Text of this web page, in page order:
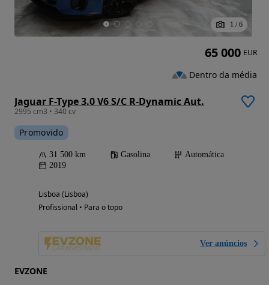
1 / 6
Jaguar F-Type 3.0 V6 S/C R-Dynamic Aut.
2995 cm3 • 340 cv
Promovido
31 500 km Gasolina
Automática
2019
Lisboa (Lisboa)
Profissional • Para o topo
Ver anúncios
EVZONE
65 000 EUR
Dentro da média